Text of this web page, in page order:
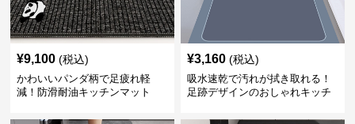
¥9,100 (税込)
かわいいパンダ柄で足疲れ軽
減！防滑耐油キッチンマット
¥3,160 (税込)
吸水速乾で汚れが拭き取れる！
足跡デザインのおしゃれキッチ